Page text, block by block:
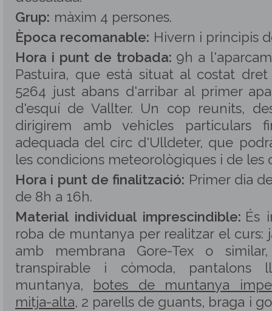
Grup: màxim 4 persones.
Època recomanable: Hivern i principis
Hora i punt de trobada: 9h a
Pastuira, que està situat al costat
5264 just abans d'arribar al primer
d'esquí de Vallter. Un cop reunits,
dirigirem amb vehicles particulars
adequada del circ d'Ulldeter, que
les condicions meteorològiques i de les
Hora i punt de finalització: Primer dia
de 8h a 16h.
Material individual imprescindible: És
roba de muntanya per realitzar el curs:
amb membrana Gore-Tex o
transpirable i còmoda,
muntanya, botes de muntanya
mitja-alta, 2 parells de guants, braga i